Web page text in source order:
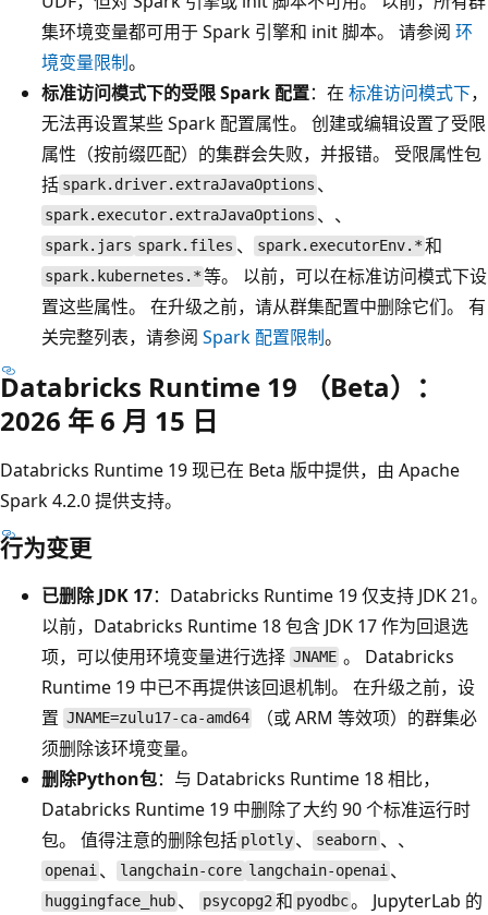
集环境变量都可用于 Spark 引擎和 init 脚本。 请参阅 环
境变量限制。
标准访问模式下的受限 Spark 配置：在 标准访问模式下，
无法再设置某些 Spark 配置属性。 创建或编辑设置了受限
属性（按前缀匹配）的集群会失败，并报错。 受限属性包
括 spark.driver.extraJavaOptions 、
spark.executor.extraJavaOptions 、、
spark.jars spark.files 、 spark.executorEnv.* 和
spark.kubernetes.* 等。 以前，可以在标准访问模式下设
置这些属性。 在升级之前，请从群集配置中删除它们。 有
关完整列表，请参阅 Spark 配置限制。
Databricks Runtime 19 （Beta）：
2026 年 6 月 15 日
Databricks Runtime 19 现已在 Beta 版中提供，由 Apache
Spark 4.2.0 提供支持。
行为变更
已删除 JDK 17：Databricks Runtime 19 仅支持 JDK 21。
以前，Databricks Runtime 18 包含 JDK 17 作为回退选
项，可以使用环境变量进行选择 JNAME 。 Databricks
Runtime 19 中已不再提供该回退机制。 在升级之前，设
置 JNAME=zulu17-ca-amd64
（或 ARM 等效项）的群集必
须删除该环境变量。
删除Python包：与 Databricks Runtime 18 相比，
Databricks Runtime 19 中删除了大约 90 个标准运行时
包。 值得注意的删除包括 plotly 、 seaborn 、、
openai 、 langchain-core langchain-openai 、
huggingface_hub 、 psycopg2和 pyodbc。 JupyterLab 的